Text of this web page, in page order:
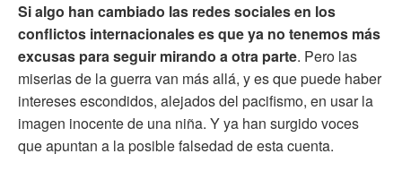
Si algo han cambiado las redes sociales en los
conflictos internacionales es que ya no tenemos más
excusas para seguir mirando a otra parte. Pero las
miserias de la guerra van más allá, y es que puede haber
intereses escondidos, alejados del pacifismo, en usar la
imagen inocente de una niña. Y ya han surgido voces
que apuntan a la posible falsedad de esta cuenta.